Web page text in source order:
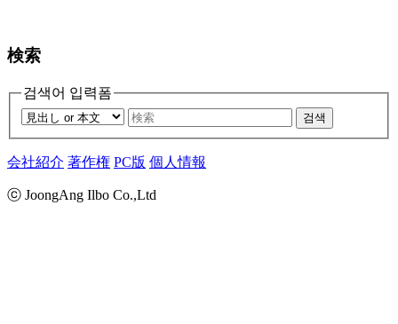
検索
검색어 입력폼
검색
会社紹介 著作権 PC版 個人情報
ⓒ JoongAng Ilbo Co.,Ltd